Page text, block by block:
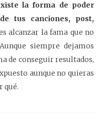
la forma de poder
tus canciones, post,
alcanzar la fama que no
siempre dejamos
de conseguir resultados,
aunque no quieras
qué.